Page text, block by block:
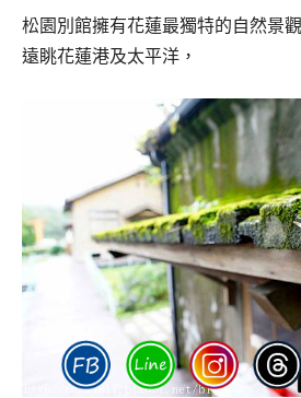
松園別館擁有花蓮最獨特的自然景
遠眺花蓮港及太平洋，